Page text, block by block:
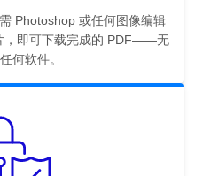
Photoshop 或任何图像编辑
，即可下载完成的 PDF——无
何软件。